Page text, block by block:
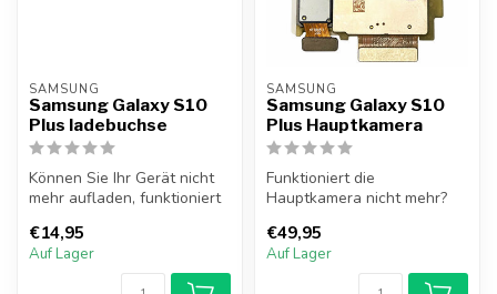
SAMSUNG
Samsung Galaxy S10
Plus ladebuchse
Können Sie Ihr Gerät nicht
mehr aufladen, funktioniert
€14,95
Auf Lager
SAMSUNG
Samsung Galaxy S10
Plus Hauptkamera
Funktioniert die
Hauptkamera nicht mehr?
Samsung Galaxy S10 ...
€49,95
Auf Lager